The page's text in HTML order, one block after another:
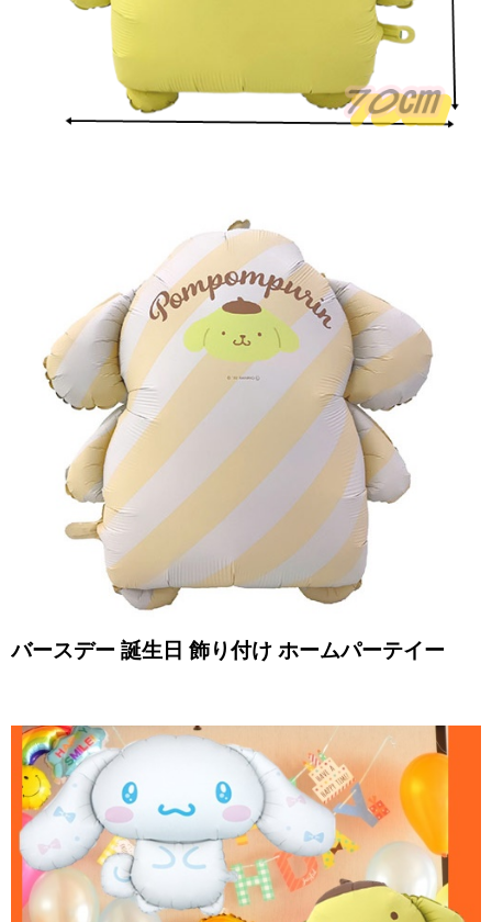
バースデー 誕生日 飾り付け ホームパーテイー